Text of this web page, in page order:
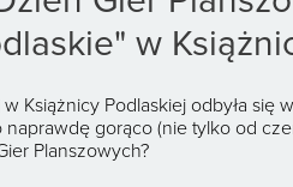
w
w Książnicy Podlaskiej odbyła
naprawdę gorąco (nie tylko od
Planszowych?